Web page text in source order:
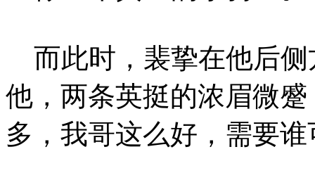
而此时，裴挚在他后侧
他，两条英挺的浓眉微
多，我哥这么好，需要谁